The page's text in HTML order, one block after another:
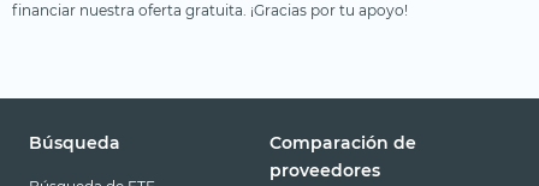
financiar nuestra oferta gratuita. ¡Gracias por tu apoyo!
Búsqueda
Comparación de
proveedores